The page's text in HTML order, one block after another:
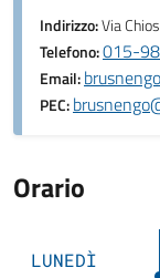
Indirizzo:Via
Telefono:015-
Email:
PEC:
Orario
LUNEDÌ